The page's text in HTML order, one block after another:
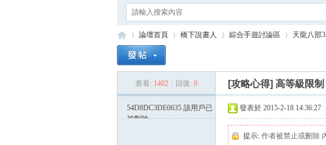
論壇首頁 橋下說書人 綜合手遊討論區
›
天龍八部
查看: 1402 回復: 0 [攻略心得] 高等級限制
54D8DC3DE0635 該用戶已
被刪除
發表於 2015-2-18 14:36:27
提示: 作者被禁止或刪除